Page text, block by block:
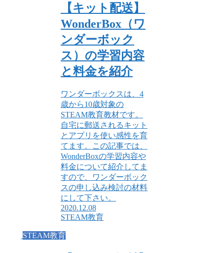
【キット配送】
WonderBox（ワ
ンダーボック
ス）の学習内容
と料金を紹介
ワンダーボックスは、4
歳から10歳対象の
STEAM教育教材です。
自宅に郵送されるキット
とアプリを使い感性を育
てます。この記事では、
WonderBoxの学習内容や
料金について紹介してま
すので、ワンダーボック
スの申し込み検討の材料
にして下さい。
2020.12.08
STEAM教育
STEAM教育